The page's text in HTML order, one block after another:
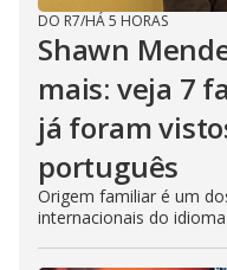
DO R7/HÁ 5 HORAS
Shawn
mais: veja 7
já foram
português
Origem familiar é um
internacionais do idioma